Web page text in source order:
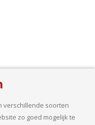
dan liefst wel zo
wilt starten met een
verschillende soorten
zo goed mogelijk te